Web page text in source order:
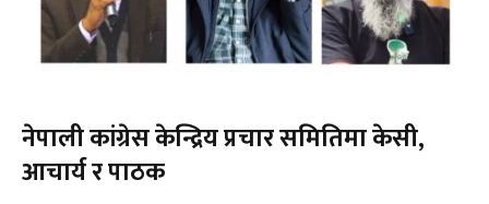
नेपाली कांग्रेस केन्द्रिय प्रचार समितिमा केसी,
आचार्य र पाठक